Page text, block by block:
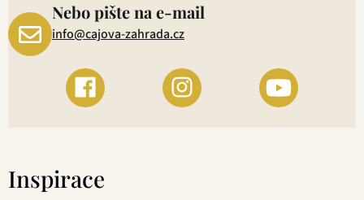
Nebo pište na e-mail
info@cajova-zahrada.cz
Inspirace